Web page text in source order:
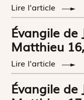
Lire l'article
Évangile de
Matthieu
Lire l'article
Évangile de